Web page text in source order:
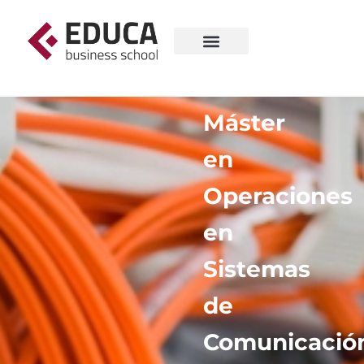
Máster
en
Operaciones
en
Sistemas
de